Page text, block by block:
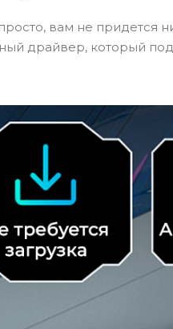
вам не придется
драйвер, который